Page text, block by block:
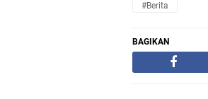
#Berita
BAGIKAN